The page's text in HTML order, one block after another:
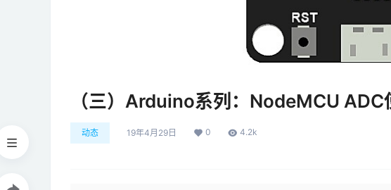
（三）Arduino系列：NodeMCU ADC
动态 19年4月29日 0 4.2k